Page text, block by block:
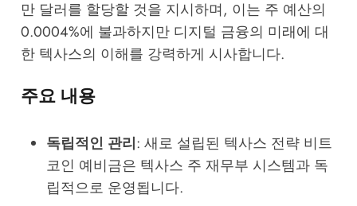
만 달러를 할당할 것을 지시하며, 이는 주 예산의
0.0004%에 불과하지만 디지털 금융의 미래에 대
한 텍사스의 이해를 강력하게 시사합니다.
주요 내용
독립적인 관리: 새로 설립된 텍사스 전략 비트
코인 예비금은 텍사스 주 재무부 시스템과 독
립적으로 운영됩니다.